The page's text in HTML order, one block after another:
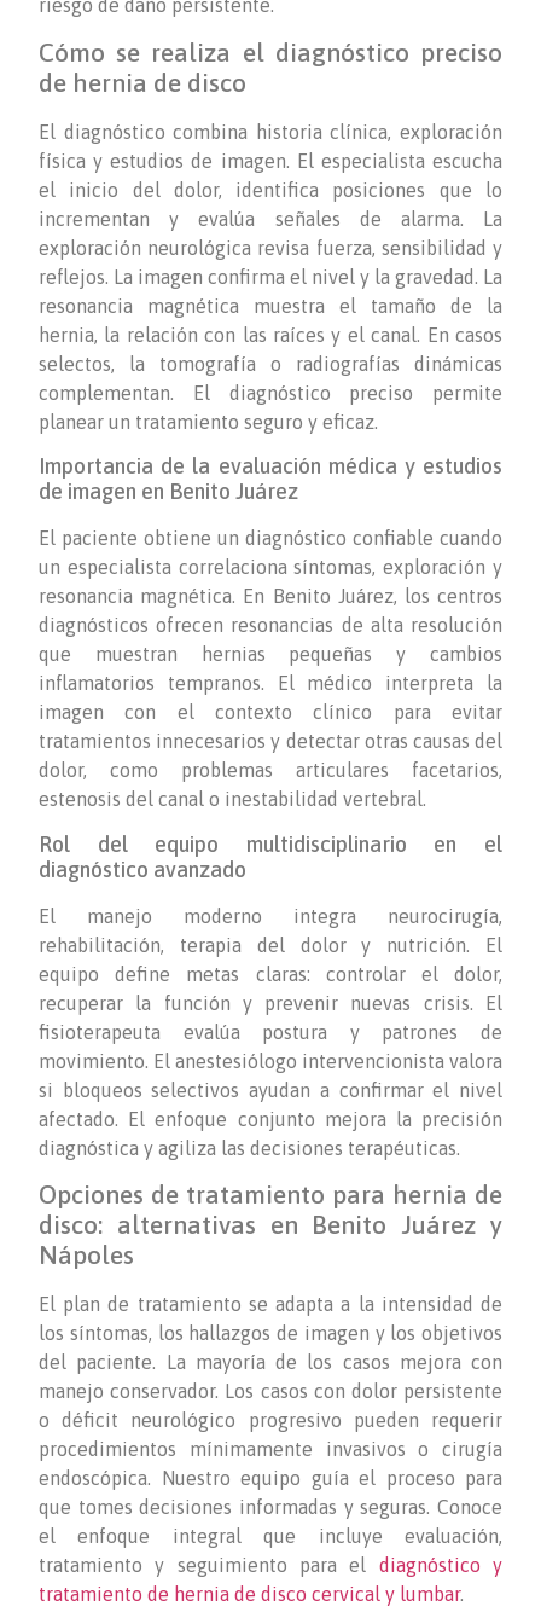
riesgo de daño persistente.
Cómo se realiza el diagnóstico preciso
de hernia de disco
El diagnóstico combina historia clínica, exploración
física y estudios de imagen. El especialista escucha
el inicio del dolor, identifica posiciones que lo
incrementan y evalúa señales de alarma. La
exploración neurológica revisa fuerza, sensibilidad y
reflejos. La imagen confirma el nivel y la gravedad. La
resonancia magnética muestra el tamaño de la
hernia, la relación con las raíces y el canal. En casos
selectos, la tomografía o radiografías dinámicas
complementan. El diagnóstico preciso permite
planear un tratamiento seguro y eficaz.
Importancia de la evaluación médica y estudios
de imagen en Benito Juárez
El paciente obtiene un diagnóstico confiable cuando
un especialista correlaciona síntomas, exploración y
resonancia magnética. En Benito Juárez, los centros
diagnósticos ofrecen resonancias de alta resolución
que muestran hernias pequeñas y cambios
inflamatorios tempranos. El médico interpreta la
imagen con el contexto clínico para evitar
tratamientos innecesarios y detectar otras causas del
dolor, como problemas articulares facetarios,
estenosis del canal o inestabilidad vertebral.
Rol del equipo multidisciplinario en el
diagnóstico avanzado
El manejo moderno integra neurocirugía,
rehabilitación, terapia del dolor y nutrición. El
equipo define metas claras: controlar el dolor,
recuperar la función y prevenir nuevas crisis. El
fisioterapeuta evalúa postura y patrones de
movimiento. El anestesiólogo intervencionista valora
si bloqueos selectivos ayudan a confirmar el nivel
afectado. El enfoque conjunto mejora la precisión
diagnóstica y agiliza las decisiones terapéuticas.
Opciones de tratamiento para hernia de
disco: alternativas en Benito Juárez y
Nápoles
El plan de tratamiento se adapta a la intensidad de
los síntomas, los hallazgos de imagen y los objetivos
del paciente. La mayoría de los casos mejora con
manejo conservador. Los casos con dolor persistente
o déficit neurológico progresivo pueden requerir
procedimientos mínimamente invasivos o cirugía
endoscópica. Nuestro equipo guía el proceso para
que tomes decisiones informadas y seguras. Conoce
el enfoque integral que incluye evaluación,
tratamiento y seguimiento para el diagnóstico y
tratamiento de hernia de disco cervical y lumbar.